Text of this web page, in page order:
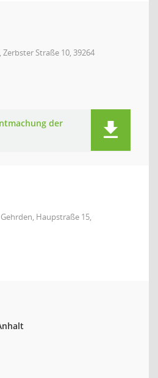
Straße 10, 39264
der
Haupstraße 15,